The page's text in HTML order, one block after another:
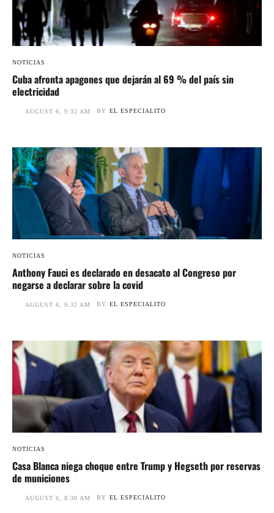
NOTICIAS
Cuba afronta apagones que dejarán al 69 % del país sin
electricidad
AUGUST 6, 9:32 AM BY EL ESPECIALITO
NOTICIAS
Anthony Fauci es declarado en desacato al Congreso por
negarse a declarar sobre la covid
AUGUST 6, 9:32 AM BY EL ESPECIALITO
NOTICIAS
Casa Blanca niega choque entre Trump y Hegseth por reservas
de municiones
AUGUST 6, 8:30 AM BY EL ESPECIALITO